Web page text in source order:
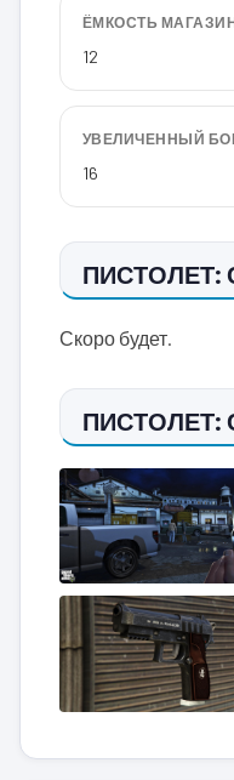
ЁМКОСТЬ
12
УВЕЛИЧЕННЫЙ
16
ПИСТОЛЕТ:
Скоро будет.
ПИСТОЛЕТ: